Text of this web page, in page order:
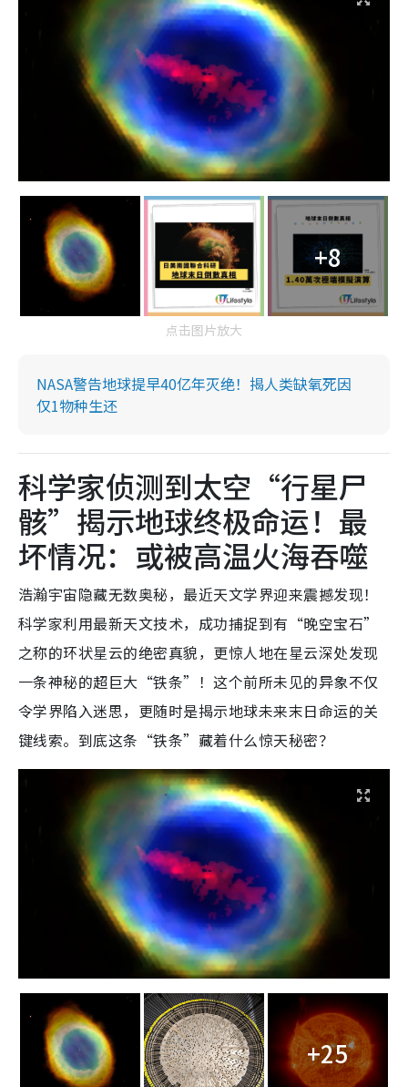
+8
点击图片放大
NASA警告地球提早40亿年灭绝！揭人类缺氧死因
仅1物种生还
科学家侦测到太空“行星尸
骸”揭示地球终极命运！最
坏情况：或被高温火海吞噬
浩瀚宇宙隐藏无数奥秘，最近天文学界迎来震撼发现！
科学家利用最新天文技术，成功捕捉到有“晚空宝石”
之称的环状星云的绝密真貌，更惊人地在星云深处发现
一条神秘的超巨大“铁条”！这个前所未见的异象不仅
令学界陷入迷思，更随时是揭示地球未来末日命运的关
键线索。到底这条“铁条”藏着什么惊天秘密？
+25